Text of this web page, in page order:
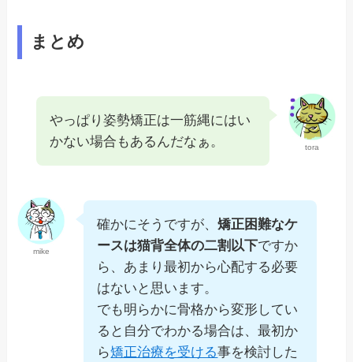
まとめ
tora
やっぱり姿勢矯正は一筋縄にはい
かない場合もあるんだなぁ。
mike
確かにそうですが、矯正困難なケ
ースは猫背全体の二割以下ですか
ら、あまり最初から心配する必要
はないと思います。
でも明らかに骨格から変形してい
ると自分でわかる場合は、最初か
ら矯正治療を受ける事を検討した